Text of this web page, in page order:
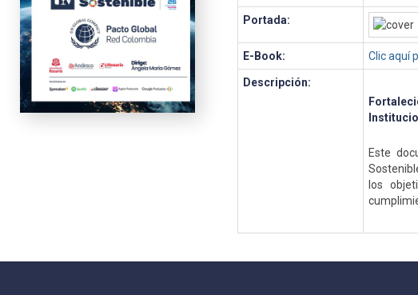
Portada:
E-Book: Clic aquí
Descripción:
Este
los